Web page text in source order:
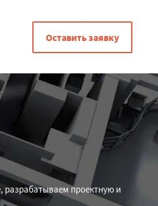
Оставить заявку
разрабатываем проектную и